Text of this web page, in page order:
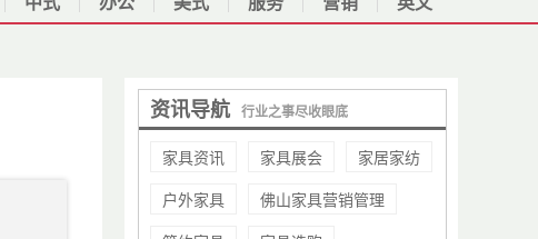
资讯导航 行业之事尽收眼底
家具资讯 家具展会 家居家纺
户外家具 佛山家具营销管理